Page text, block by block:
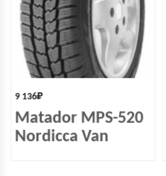
9 136₽
Matador MPS-520
Nordicca Van